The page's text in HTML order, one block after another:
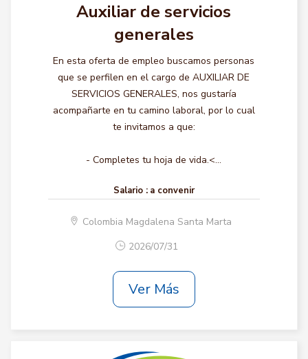
Auxiliar de servicios
generales
En esta oferta de empleo buscamos personas
que se perfilen en el cargo de AUXILIAR DE
SERVICIOS GENERALES, nos gustaría
acompañarte en tu camino laboral, por lo cual
te invitamos a que:
- Completes tu hoja de vida.<...
Salario : a convenir
Colombia Magdalena Santa Marta
2026/07/31
Ver Más